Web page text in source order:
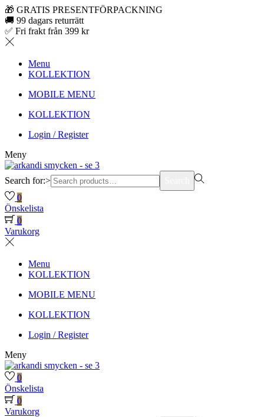
🎁 GRATIS PRESENTFÖRPACKNING
🚚 99 dagars returrätt
✅ Fri frakt från 399 kr
Menu
KOLLEKTION
MOBILE MENU
KOLLEKTION
Login / Register
Meny
Search for:>
0
Önskelista
0
Varukorg
Menu
KOLLEKTION
MOBILE MENU
KOLLEKTION
Login / Register
Meny
0
Önskelista
0
Varukorg